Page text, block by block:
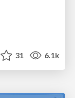
31 6.1k